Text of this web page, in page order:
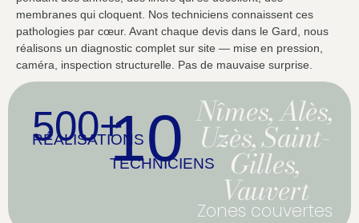
membranes qui cloquent. Nos techniciens connaissent ces
pathologies par cœur. Avant chaque devis dans le Gard, nous
réalisons un diagnostic complet sur site — mise en pression,
caméra, inspection structurelle. Pas de mauvaise surprise.
500+
RÉALISATIONS10
TECHNICIENS
Nîmes, Alès,
Uzès, Saint-
Gilles,
Vauvert
Zones couvertes